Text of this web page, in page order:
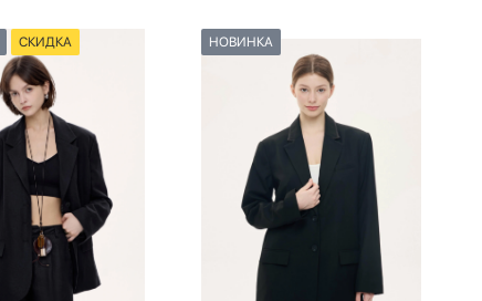
СКИДКА НОВИНКА